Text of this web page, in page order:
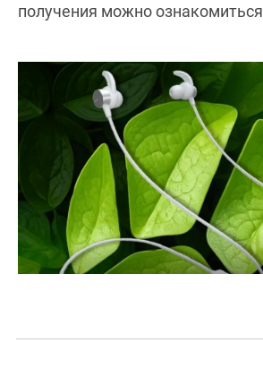
получения можно ознакомиться